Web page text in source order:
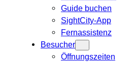
Guide buchen
SightCity-App
Fernassistenz
Besucher
Öffnungszeiten